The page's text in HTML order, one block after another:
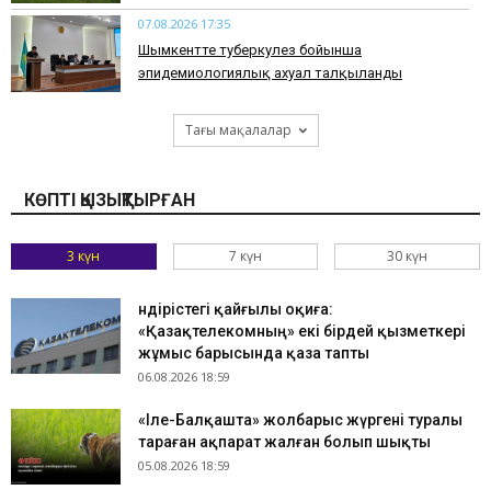
07.08.2026 17:35
​Шымкентте туберкулез бойынша
эпидемиологиялық ахуал талқыланды
Тағы мақалалар
КӨПТІ ҚЫЗЫҚТЫРҒАН
3 күн 7 күн 30 күн
Өндірістегі қайғылы оқиға:
«Қазақтелекомның» екі бірдей қызметкері
жұмыс барысында қаза тапты
06.08.2026 18:59
«Іле-Балқашта» жолбарыс жүргені туралы
тараған ақпарат жалған болып шықты
05.08.2026 18:59